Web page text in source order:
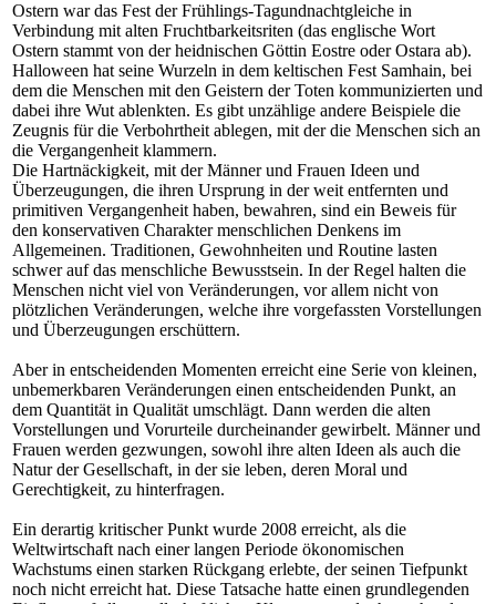
Ostern war das Fest der Frühlings-Tagundnachtgleiche in
Verbindung mit alten Fruchtbarkeitsriten (das englische Wort
Ostern stammt von der heidnischen Göttin Eostre oder Ostara ab).
Halloween hat seine Wurzeln in dem keltischen Fest Samhain, bei
dem die Menschen mit den Geistern der Toten kommunizierten und
dabei ihre Wut ablenkten. Es gibt unzählige andere Beispiele die
Zeugnis für die Verbohrtheit ablegen, mit der die Menschen sich an
die Vergangenheit klammern.
Die Hartnäckigkeit, mit der Männer und Frauen Ideen und
Überzeugungen, die ihren Ursprung in der weit entfernten und
primitiven Vergangenheit haben, bewahren, sind ein Beweis für
den konservativen Charakter menschlichen Denkens im
Allgemeinen. Traditionen, Gewohnheiten und Routine lasten
schwer auf das menschliche Bewusstsein. In der Regel halten die
Menschen nicht viel von Veränderungen, vor allem nicht von
plötzlichen Veränderungen, welche ihre vorgefassten Vorstellungen
und Überzeugungen erschüttern.
Aber in entscheidenden Momenten erreicht eine Serie von kleinen,
unbemerkbaren Veränderungen einen entscheidenden Punkt, an
dem Quantität in Qualität umschlägt. Dann werden die alten
Vorstellungen und Vorurteile durcheinander gewirbelt. Männer und
Frauen werden gezwungen, sowohl ihre alten Ideen als auch die
Natur der Gesellschaft, in der sie leben, deren Moral und
Gerechtigkeit, zu hinterfragen.
Ein derartig kritischer Punkt wurde 2008 erreicht, als die
Weltwirtschaft nach einer langen Periode ökonomischen
Wachstums einen starken Rückgang erlebte, der seinen Tiefpunkt
noch nicht erreicht hat. Diese Tatsache hatte einen grundlegenden